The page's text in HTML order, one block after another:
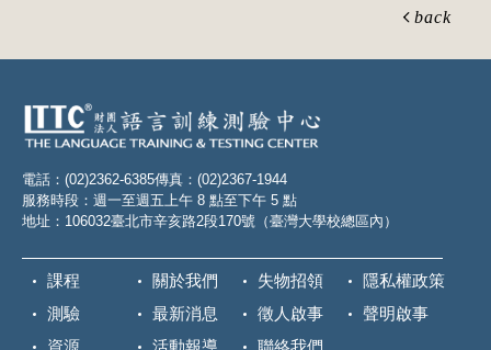
back
電話：(02)2362-6385傳真：(02)2367-1944
服務時段：週一至週五上午 8 點至下午 5 點
地址：106032臺北市辛亥路2段170號（臺灣大學校總區內）
課程
測驗
資源
關於我們
最新消息
活動報導
失物招領
徵人啟事
聯絡我們
隱私權政策
聲明啟事